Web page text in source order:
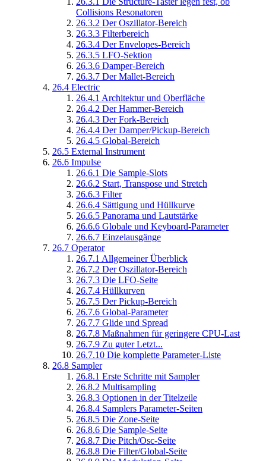
Collisions Resonatoren
26.3.2 Der Oszillator-Bereich
26.3.3 Filterbereich
26.3.4 Der Envelopes-Bereich
26.3.5 LFO-Sektion
26.3.6 Damper-Bereich
26.3.7 Der Mallet-Bereich
26.4 Electric
26.4.1 Architektur und Oberfläche
26.4.2 Der Hammer-Bereich
26.4.3 Der Fork-Bereich
26.4.4 Der Damper/Pickup-Bereich
26.4.5 Global-Bereich
26.5 External Instrument
26.6 Impulse
26.6.1 Die Sample-Slots
26.6.2 Start, Transpose und Stretch
26.6.3 Filter
26.6.4 Sättigung und Hüllkurve
26.6.5 Panorama und Lautstärke
26.6.6 Globale und Keyboard-Parameter
26.6.7 Einzelausgänge
26.7 Operator
26.7.1 Allgemeiner Überblick
26.7.2 Der Oszillator-Bereich
26.7.3 Die LFO-Seite
26.7.4 Hüllkurven
26.7.5 Der Pickup-Bereich
26.7.6 Global-Parameter
26.7.7 Glide und Spread
26.7.8 Maßnahmen für geringere CPU-Last
26.7.9 Zu guter Letzt...
26.7.10 Die komplette Parameter-Liste
26.8 Sampler
26.8.1 Erste Schritte mit Sampler
26.8.2 Multisampling
26.8.3 Optionen in der Titelzeile
26.8.4 Samplers Parameter-Seiten
26.8.5 Die Zone-Seite
26.8.6 Die Sample-Seite
26.8.7 Die Pitch/Osc-Seite
26.8.8 Die Filter/Global-Seite